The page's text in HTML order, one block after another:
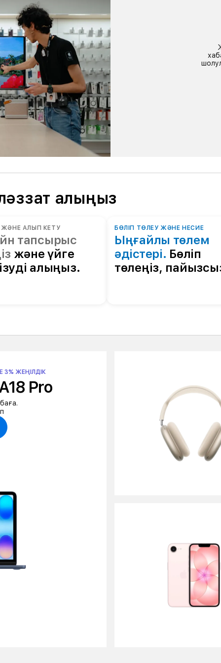
алыңыз
ЖӘНЕ АЛЫП КЕТУ
тапсырыс
және үйге
алыңыз.
БӨЛІП ТӨЛЕУ ЖӘНЕ НЕСИЕ
Ыңғайлы төлем
әдістері. Бөліп
төлеңіз,
3% ЖЕҢІЛДІК
Pro